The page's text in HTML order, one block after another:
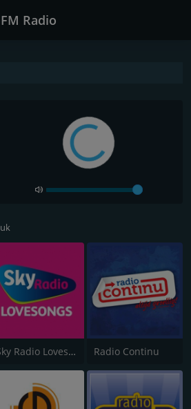
Radio
Sky Radio Lovesongs Radio Continu